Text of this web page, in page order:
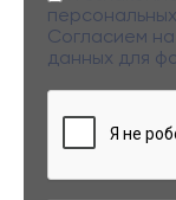
Заполняя данную
персональных
Согласием
данных для